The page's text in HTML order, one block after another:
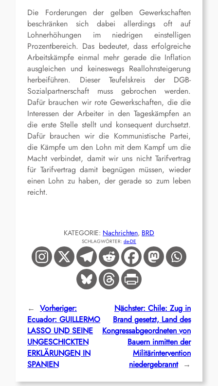
Die Forderungen der gelben Gewerkschaften
beschränken sich dabei allerdings oft auf
Lohnerhöhungen im niedrigen einstelligen
Prozentbereich. Das bedeutet, dass erfolgreiche
Arbeitskämpfe einmal mehr gerade die Inflation
ausgleichen und keineswegs Reallohnsteigerung
herbeiführen. Dieser Teufelskreis der DGB-
Sozialpartnerschaft muss gebrochen werden.
Dafür brauchen wir rote Gewerkschaften, die die
Interessen der Arbeiter in den Tageskämpfen an
die erste Stelle stellt und konsequent durchsetzt.
Dafür brauchen wir die Kommunistische Partei,
die Kämpfe um den Lohn mit dem Kampf um die
Macht verbindet, damit wir uns nicht Tarifvertrag
für Tarifvertrag damit begnügen müssen, wieder
einen Lohn zu haben, der gerade so zum leben
reicht.
KATEGORIE: Nachrichten, BRD
SCHLAGWÖRTER: de-DE
← Vorheriger:
Ecuador: GUILLERMO
LASSO UND SEINE
UNGESCHICKTEN
ERKLÄRUNGEN IN
SPANIEN
Nächster: Chile: Zug in
Brand gesetzt, Land des
Kongressabgeordneten von
Bauern inmitten der
Militärintervention
niedergebrannt →